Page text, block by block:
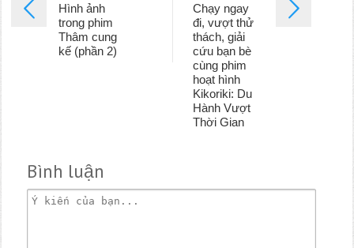
Hình ảnh
trong phim
Thâm cung
kế (phần 2)
Chạy ngay
đi, vượt thử
thách, giải
cứu bạn bè
cùng phim
hoạt hình
Kikoriki: Du
Hành Vượt
Thời Gian
Bình luận